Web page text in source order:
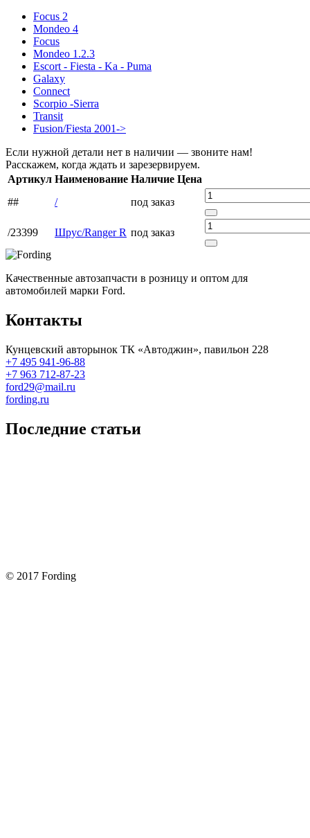
Focus 2
Mondeo 4
Focus
Mondeo 1.2.3
Escort - Fiesta - Ka - Puma
Galaxy
Connect
Scorpio -Sierra
Transit
Fusion/Fiesta 2001->
Если нужной детали нет в наличии — звоните нам!
Расскажем, когда ждать и зарезервируем.
Артикул Наименование Наличие Цена
##
/ под заказ
/23399 Шрус/Ranger R под заказ
Качественные автозапчасти в розницу и оптом для
автомобилей марки Ford.
Контакты
Кунцевский авторынок ТК «Автоджин», павильон 228
+7 495 941-96-88
+7 963 712-87-23
ford29@mail.ru
fording.ru
Последние статьи
© 2017 Fording